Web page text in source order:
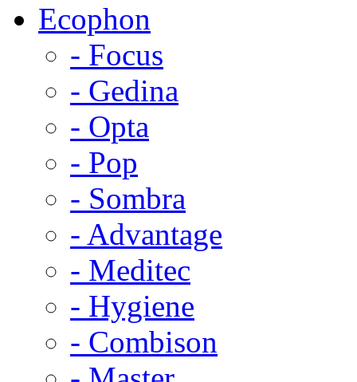
Ecophon
- Focus
- Gedina
- Opta
- Pop
- Sombra
- Advantage
- Meditec
- Hygiene
- Combison